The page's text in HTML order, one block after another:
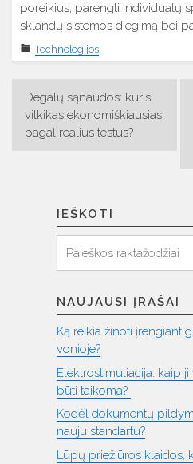
poreikius, parengti individualų
sklandų sistemos diegimą bei
Technologijos
Navigacija
tarp
įrašų
Degalų sąnaudos: kuris
vilkikas ekonomiškiausias
pagal realius testus?
IEŠKOTI
NAUJAUSI ĮRAŠAI
Ką reikia žinoti įrengiant
vonioje?
Elektrostimuliacija: kaip
būti taikoma?
Kodėl dokumentų
nauju standartu?
Lūpų priežiūros klaidos,